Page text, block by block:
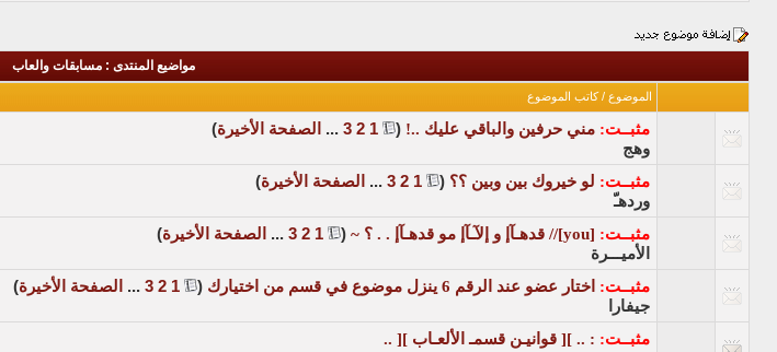
مواضيع المنتدى : مسابقات والعاب
الموضوع /كاتب الموضوع
مثبــت: مني حرفين والباقي عليك ..! (
1
2
3
... الصفحة الأخيرة)
وهج
مثبــت: لو خيروك بين وبين ؟؟ (
1
2
3
... الصفحة الأخيرة)
وردهـّ
مثبــت: [you]// قدهـآإ و إلآـآإ مو قدهـآإ . . ؟ ~ (
1
2
3
... الصفحة الأخيرة)
الأميـــرة
مثبــت: اختار عضو عند الرقم 6 ينزل موضوع في قسم من اختيارك (
1
2
3
... الصفحة الأخيرة)
جيفارا
مثبــت: : .. ][ قوانيـن قسمـ الألعـاب ][ ..